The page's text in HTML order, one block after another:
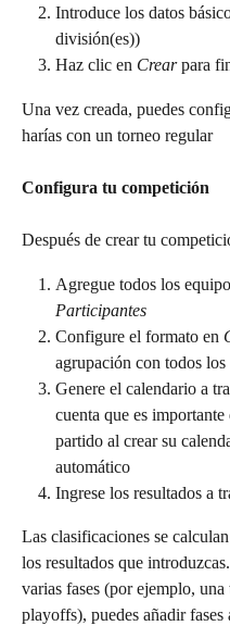
Introduce los datos
división(es))
Haz clic en Crear para
Una vez creada, puedes
harías con un torneo regular
Configura tu competición
Después de crear tu
Agregue todos los
Participantes
Configure el formato en
agrupación con todos los
Genere el calendario a
cuenta que es
partido al crear su
automático
Ingrese los resultados a
Las clasificaciones se
los resultados que
varias fases (por ejemplo,
playoffs), puedes añadir fases